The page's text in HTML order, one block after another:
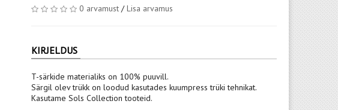
0 arvamust /Lisa arvamus
KIRJELDUS
T-särkide materialiks on 100% puuvill.
Särgil olev trükk on loodud kasutades kuumpress trüki tehnikat.
Kasutame Sols Collection tooteid.